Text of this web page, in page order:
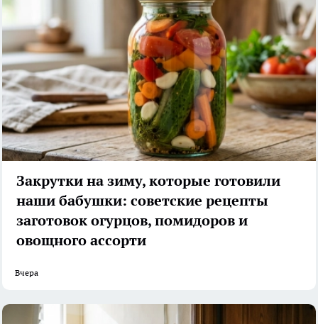
Закрутки на зиму, которые готовили
наши бабушки: советские рецепты
заготовок огурцов, помидоров и
овощного ассорти
Вчера